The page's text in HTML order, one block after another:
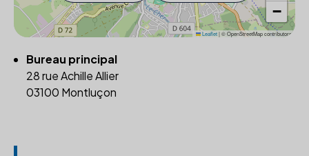
−
Leaflet|© OpenStreetMap contributors
Bureau principal
28 rue Achille Allier
03100 Montluçon